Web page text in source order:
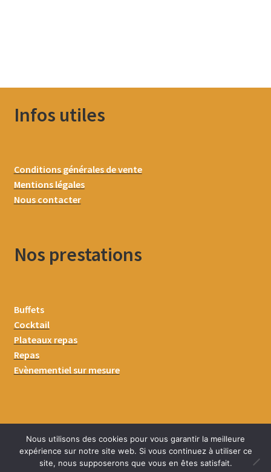
Infos utiles
Conditions générales de vente
Mentions légales
Nous contacter
Nos prestations
Buffets
Cocktail
Plateaux repas
Repas
Evènementiel sur mesure
Nous utilisons des cookies pour vous garantir la meilleure
expérience sur notre site web. Si vous continuez à utiliser ce
site, nous supposerons que vous en êtes satisfait.